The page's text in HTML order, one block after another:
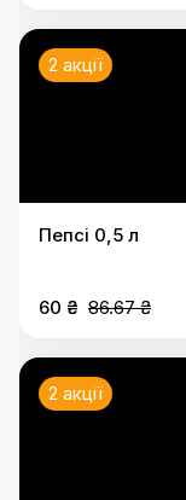
2 акції
Пепсі 0,5 л
60 ₴ 86.67 ₴
2 акції